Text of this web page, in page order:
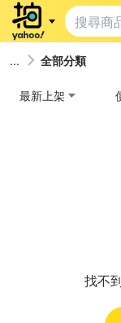
全部分類
最新上架
找不